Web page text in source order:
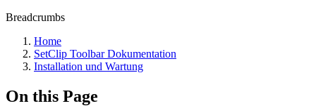
Breadcrumbs
Home
SetClip Toolbar Dokumentation
Installation und Wartung
On this Page